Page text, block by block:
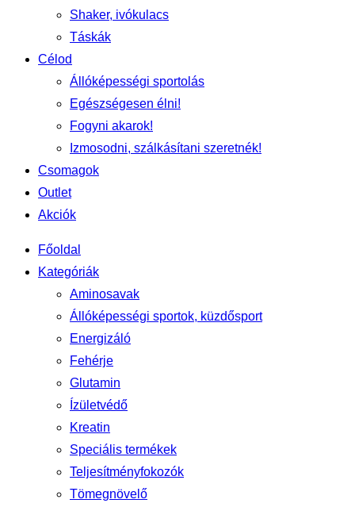
Shaker, ivókulacs
Táskák
Célod
Állóképességi sportolás
Egészségesen élni!
Fogyni akarok!
Izmosodni, szálkásítani szeretnék!
Csomagok
Outlet
Akciók
Főoldal
Kategóriák
Aminosavak
Állóképességi sportok, küzdősport
Energizáló
Fehérje
Glutamin
Ízületvédő
Kreatin
Speciális termékek
Teljesítményfokozók
Tömegnövelő